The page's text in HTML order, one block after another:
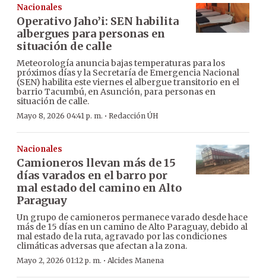
Nacionales
Operativo Jaho’i: SEN habilita
albergues para personas en
situación de calle
Meteorología anuncia bajas temperaturas para los
próximos días y la Secretaría de Emergencia Nacional
(SEN) habilita este viernes el albergue transitorio en el
barrio Tacumbú, en Asunción, para personas en
situación de calle.
Mayo 8, 2026 04:41 p. m. · Redacción ÚH
Nacionales
Camioneros llevan más de 15
días varados en el barro por
mal estado del camino en Alto
Paraguay
Un grupo de camioneros permanece varado desde hace
más de 15 días en un camino de Alto Paraguay, debido al
mal estado de la ruta, agravado por las condiciones
climáticas adversas que afectan a la zona.
Mayo 2, 2026 01:12 p. m. · Alcides Manena